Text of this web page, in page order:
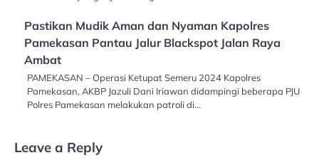
Pastikan Mudik Aman dan Nyaman Kapolres
Pamekasan Pantau Jalur Blackspot Jalan Raya
Ambat
PAMEKASAN – Operasi Ketupat Semeru 2024 Kapolres
Pamekasan, AKBP Jazuli Dani Iriawan didampingi beberapa PJU
Polres Pamekasan melakukan patroli di…
Leave a Reply